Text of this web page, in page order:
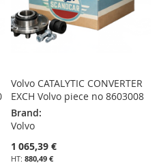
Volvo CATALYTIC CONVERTER
EXCH Volvo piece no 8603008
Brand:
Volvo
1 065,39 €
880,49 €